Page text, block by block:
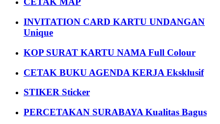
INVITATION CARD KARTU UNDANGAN
Unique
KOP SURAT KARTU NAMA Full Colour
CETAK BUKU AGENDA KERJA Eksklusif
STIKER Sticker
PERCETAKAN SURABAYA Kualitas Bagus